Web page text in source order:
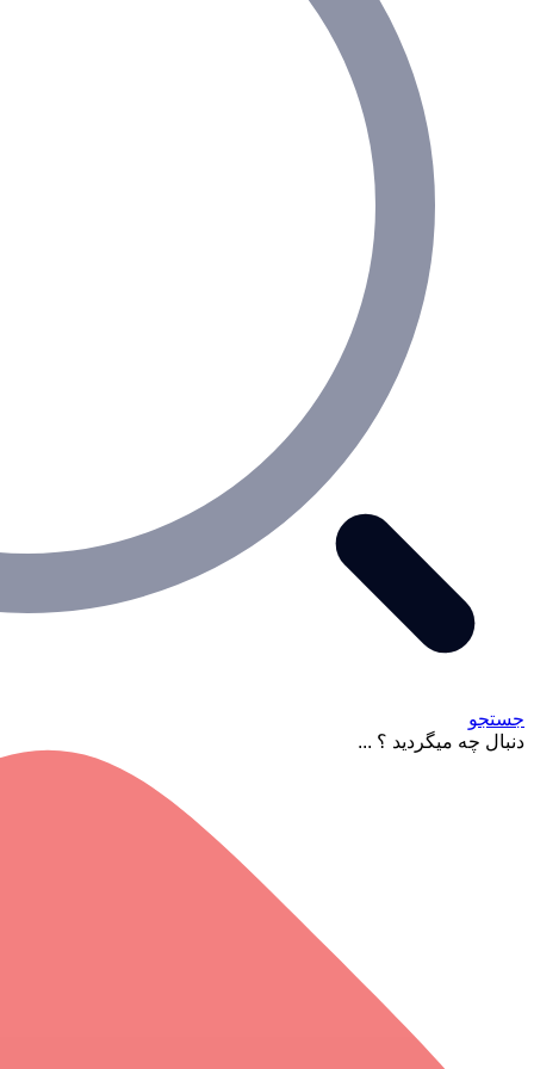
جستجو
دنبال چه میگردید ؟ ...